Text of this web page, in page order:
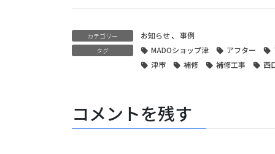
カテゴリー お知らせ、 事例
タグ MADOショップ津 アフター
津市
補修 補修工事 西
コメントを残す